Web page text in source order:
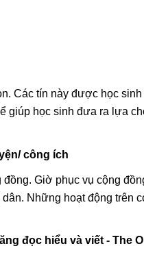
Các tín này được học
giúp học sinh đưa ra lựa
công ích
Giờ phục vụ cộng
Những hoạt động trên
đọc hiểu và viết - The